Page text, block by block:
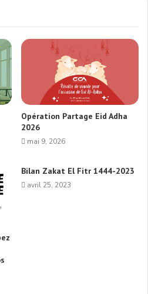
Opération Partage Eid Adha
2026
mai 9, 2026
Bilan Zakat El Fitr 1444-2023
avril 25, 2023